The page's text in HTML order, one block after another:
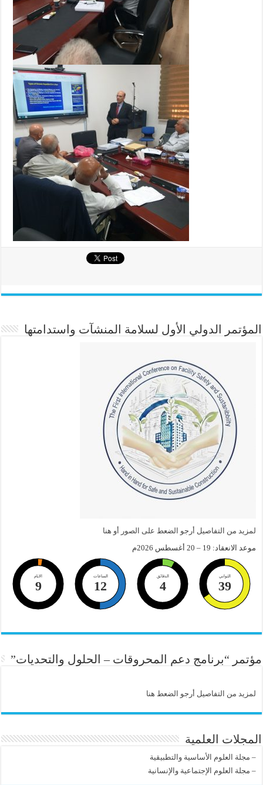
المؤتمر الدولي الأول لسلامة المنشآت واستدامتها
لمزيد من التفاصيل أرجو الضعط على الصور أو هنا
موعد الانعقاد: 19 – 20 أغسطس 2026م
الايام
9
الساعات
12
الدقائق
4
الثواني
38
مؤتمر “برنامج دعم المحروقات – الحلول والتحديات”
لمزيد من التفاصيل أرجو الضعط هنا
المجلات العلمية
– مجلة العلوم الأساسية والتطبيقية
– مجلة العلوم الإجتماعية والإنسانية